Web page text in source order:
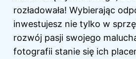
rozładowała! Wybierając
inwestujesz nie tylko w
rozwój pasji swojego
fotografii stanie się ich